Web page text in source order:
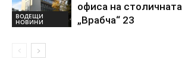
ВОДЕЩИ
НОВИНИ
офиса на
„Врабча“ 23